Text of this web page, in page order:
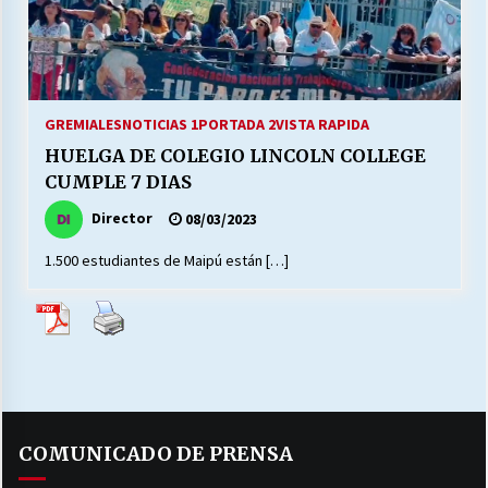
MUNICIPALIDAD, TRABAJADORES, CLIMA
LABORAL:
13/07/2026
Escuela hospitalaria El Carmen de Maipu.
25/06/2026
¿Qué habrían dicho?
MUNICIPALIDADES, HONORARIOS, DESPIDOS
GREMIALESNOTICIAS 1PORTADA 2VISTA RAPIDA
HUELGA DE COLEGIO LINCOLN COLLEGE
CUMPLE 7 DIAS
Director 08/03/2023
1.500 estudiantes de Maipú están […]
COMUNICADO DE PRENSA